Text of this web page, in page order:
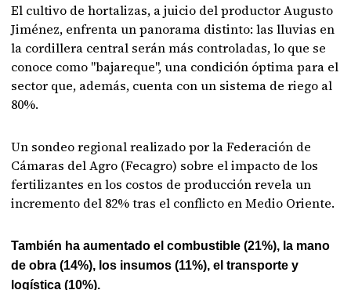
El cultivo de hortalizas, a juicio del productor Augusto
Jiménez, enfrenta un panorama distinto: las lluvias en
la cordillera central serán más controladas, lo que se
conoce como "bajareque", una condición óptima para el
sector que, además, cuenta con un sistema de riego al
80%.
Un sondeo regional realizado por la Federación de
Cámaras del Agro (Fecagro) sobre el impacto de los
fertilizantes en los costos de producción revela un
incremento del 82% tras el conflicto en Medio Oriente.
También ha aumentado el combustible (21%), la mano
de obra (14%), los insumos (11%), el transporte y
logística (10%).